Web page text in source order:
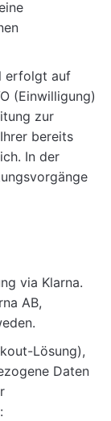
erfolgt auf
(Einwilligung)
zur
bereits
In der
via Klarna.
AB,
Lösung),
Daten